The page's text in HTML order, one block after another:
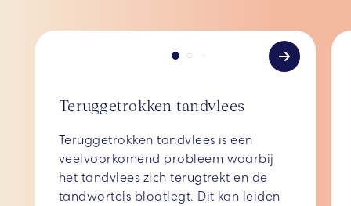
Teruggetrokken tandvlees
Teruggetrokken tandvlees is een
veelvoorkomend probleem waarbij
het tandvlees zich terugtrekt en de
tandwortels blootlegt. Dit kan leiden